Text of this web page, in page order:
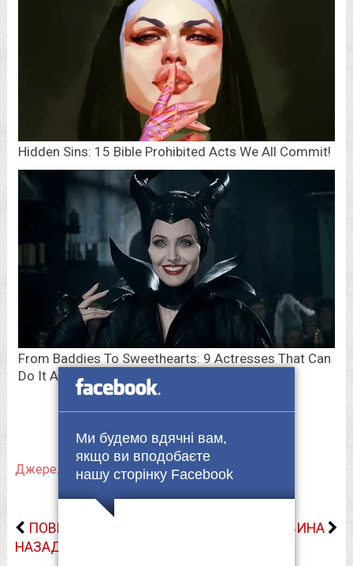
Джерело.
ПОВЕРНУТИСЬ
НАЗАД
НАСТУПНА НОВИНА
Ми будемо вдячні вам,
якщо ви вподобаєте
нашу сторінку Facebook